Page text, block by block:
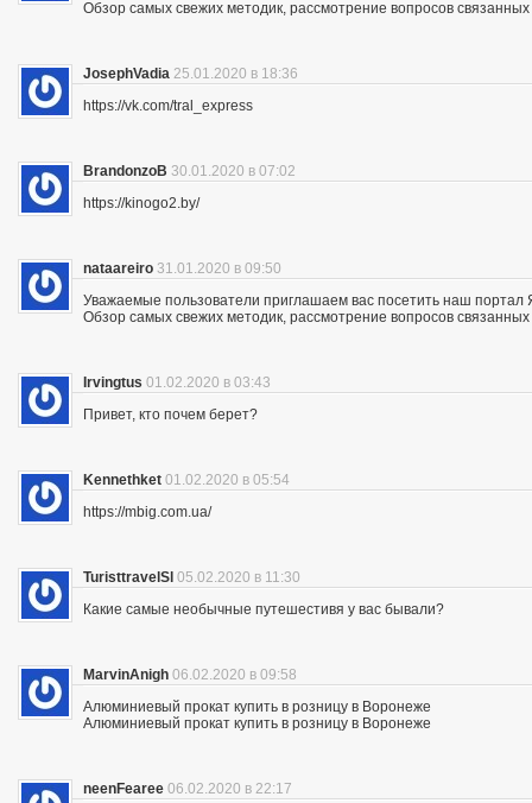
Обзор самых свежих методик, рассмотрение вопросов
JosephVadia 25.01.2020 в 18:36
https://vk.com/tral_express
BrandonzoB 30.01.2020 в 07:02
https://kinogo2.by/
nataareiro 31.01.2020 в 09:50
Уважаемые пользователи приглашаем вас посетить наш портал
Обзор самых свежих методик, рассмотрение вопросов
Irvingtus 01.02.2020 в 03:43
Привет, кто почем берет?
Kennethket 01.02.2020 в 05:54
https://mbig.com.ua/
TuristtravelSl 05.02.2020 в 11:30
Какие самые необычные путешестивя у вас бывали?
MarvinAnigh 06.02.2020 в 09:58
Алюминиевый прокат купить в розницу в Воронеже
Алюминиевый прокат купить в розницу в Воронеже
neenFearee 06.02.2020 в 22:17